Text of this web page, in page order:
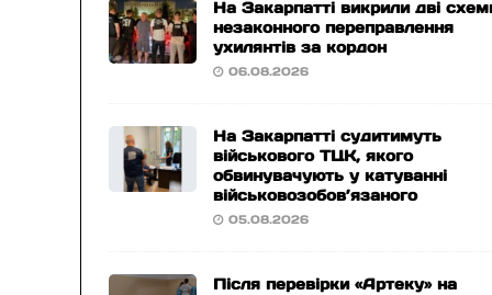
На Закарпатті викрили дві
незаконного переправлення
ухилянтів за кордон
06.08.2026
На Закарпатті судитимуть
військового ТЦК, якого
обвинувачують у катуванні
військовозобов’язаного
05.08.2026
Після перевірки «Артеку» на